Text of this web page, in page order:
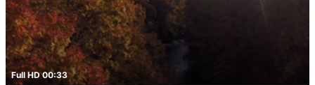
Full HD 00:33